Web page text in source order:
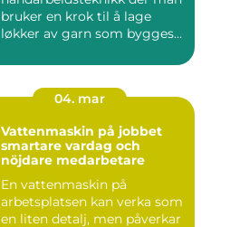
bruker en krok til å lage
løkker av garn som bygges
04. mar
Vattenmaskin på jobbet
smartare vardag och
nöjdare medarbetare
En vattenmaskin på
arbetsplatsen kan verka som
en liten detalj, men påverkar